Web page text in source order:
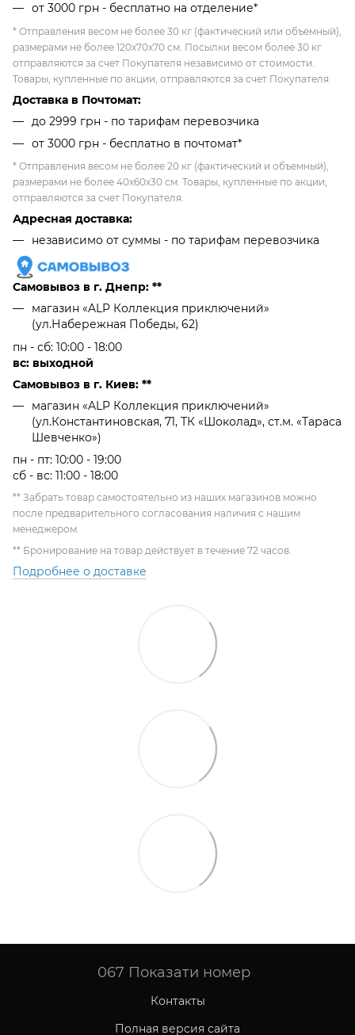
от 3000 грн - бесплатно на отделение*
* Отправления весом не более 30 кг (фактический или объемный),
размерами не более 120х70х70 см. Посылки весом более 30 кг
отправляются за счет Покупателя независимо от стоимости.
Товары, купленные по акции, отправляются за счет Покупателя.
Доставка в Почтомат:
до 2999 грн - по тарифам перевозчика
от 3000 грн - бесплатно в почтомат*
* Отправления весом не более 20 кг (фактический и объемный),
размерами не более 40х60х30 см. Товары, купленные по акции,
отправляются за счет Покупателя.
Адресная доставка:
независимо от cуммы - по тарифам перевозчика
Самовывоз в г. Днепр: **
магазин «ALP Коллекция приключений»
(ул.Набережная Победы, 62)
пн - сб: 10:00 - 18:00
вс: выходной
Самовывоз в г. Киев: **
магазин «ALP Коллекция приключений»
(ул.Константиновская, 71, ТК «Шоколад», ст.м. «Тараса
Шевченко»)
пн - пт: 10:00 - 19:00
сб - вс: 11:00 - 18:00
** Забрать товар самостоятельно из наших магазинов можно
после предварительного согласования наличия с нашим
менеджером.
** Бронирование на товар действует в течение 72 часов.
Подробнее о доставке
067 Показати номер
Контакты
Полная версия сайта